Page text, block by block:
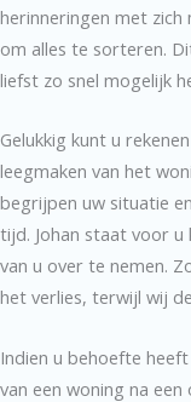
herinneringen met
om alles te sorteren.
liefst zo snel mogelijk
Gelukkig kunt u
leegmaken van het
begrijpen uw situatie
tijd. Johan staat voor
van u over te nemen.
het verlies, terwijl wij
Indien u behoefte
van een woning na